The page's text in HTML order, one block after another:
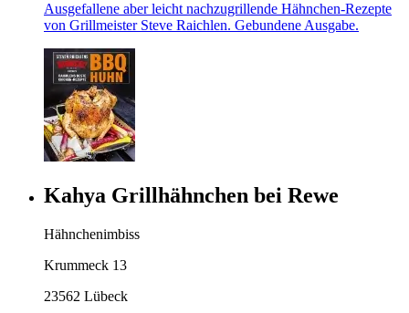
Ausgefallene aber leicht nachzugrillende Hähnchen-Rezepte
von Grillmeister Steve Raichlen. Gebundene Ausgabe.
Kahya Grillhähnchen bei Rewe
Hähnchenimbiss
Krummeck 13
23562 Lübeck